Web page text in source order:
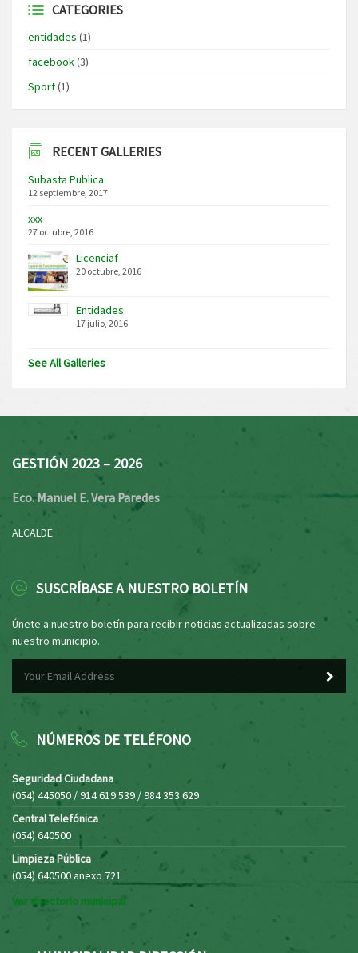
CATEGORIES
entidades (1)
facebook(3)
Sport(1)
RECENT GALLERIES
Subasta Publica
12 septiembre, 2017
xxx
27 octubre, 2016
Licenciaf
20 octubre, 2016
Entidades
17 julio, 2016
See All Galleries
GESTIÓN 2023 – 2026
Eco. Manuel E. Vera Paredes
ALCALDE
SUSCRÍBASE A NUESTRO BOLETÍN
Únete a nuestro boletín para recibir noticias actualizadas sobre
nuestro municipio.
NÚMEROS DE TELÉFONO
Seguridad Ciudadana
(054) 445050 / 914 619 539 / 984 353 629
Central Telefónica
(054) 640500
Limpieza Pública
(054) 640500 anexo 721
Ver directorio municipal